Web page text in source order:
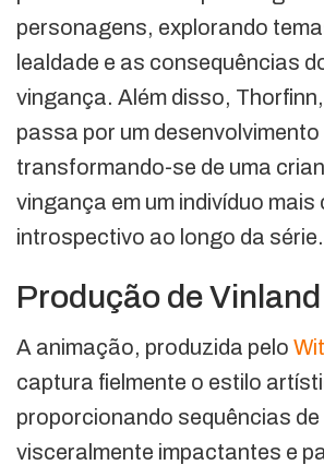
personagens, explorando
lealdade e as consequências
vingança. Além disso,
passa por um
transformando-se de uma
vingança em um indivíduo mais
introspectivo ao longo da série.
Produção de
A animação, produzida pelo
captura fielmente o estilo
proporcionando sequências
visceralmente impactantes e